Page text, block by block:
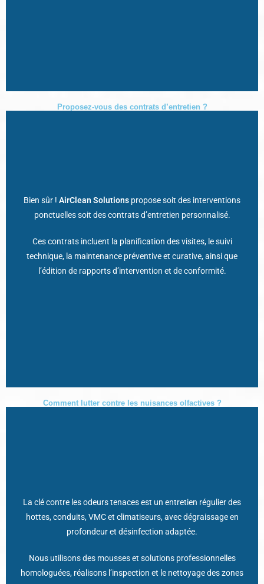
Proposez-vous des contrats d’entretien ?
Bien sûr ! AirClean Solutions propose soit des interventions
ponctuelles soit des contrats d’entretien personnalisé.
Ces contrats incluent la planification des visites, le suivi
technique, la maintenance préventive et curative, ainsi que
l’édition de rapports d’intervention et de conformité.
Idéal pour anticiper les obligations réglementaires et garantir la
tranquillité d’esprit tout au long de l’année !
Comment lutter contre les nuisances olfactives ?
La clé contre les odeurs tenaces est un entretien régulier des
hottes, conduits, VMC et climatiseurs, avec dégraissage en
profondeur et désinfection adaptée.
Nous utilisons des mousses et solutions professionnelles
homologuées, réalisons l’inspection et le nettoyage des zones
Nous proposons l'installation de neutraliseur d'odeurs utilisant
Contactez-nous pour analyser votre problématique et définir le